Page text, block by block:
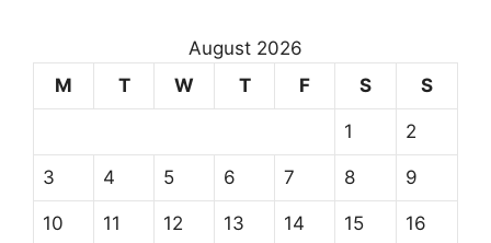
August 2026
M
T W T F S S
1 2
3 4 5 6 7 8 9
10 11 12 13 14 15 16